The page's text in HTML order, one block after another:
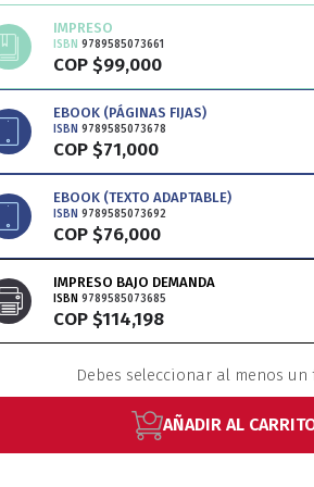
Educación
Física
Ingeniería
Medicina
IMPRESO BAJO DEMANDA
ISBN 9789585073685
COP $114,198
IMPRESO
ISBN 9789585073661
COP $99,000
EBOOK (PÁGINAS FIJAS)
ISBN 9789585073678
COP $71,000
EBOOK (TEXTO ADAPTABLE)
ISBN 9789585073692
COP $76,000
Debes seleccionar al menos
AÑADIR AL